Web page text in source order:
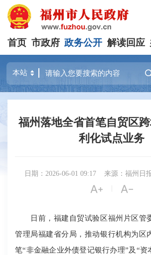
首页 市政府 政务公开 解读回应
福州落地全省首笔自贸区
利化试点业务
日期：2026-06-01 09:17 来源：福州日
 | 
日前，福建自贸试验区福州片区管
管理局福建省分局，推动银行机构为区
笔“非金融企业外债登记银行办理”及“资